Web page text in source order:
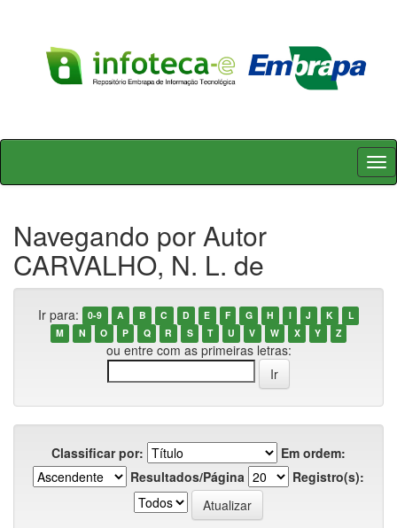
Skip
Navegando por Autor
CARVALHO, N. L. de
Ir para: 0-9 A B C D E F G H I J K
L
M
N O P Q R S T U V W X Y Z
ou entre com as primeiras letras:
Classificar por:
Em ordem:
Resultados/Página
Registro(s):